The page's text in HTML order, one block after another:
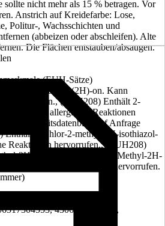
sollte nicht mehr als 15 % betragen. Vor
Anstrich auf Kreidefarbe: Lose,
Politur-, Wachsschichten und
(abbeizen oder abschleifen). Alte
Die Flächen entstauben/absaugen.
(EUH-Sätze)
Benzisothiazol-3(2H)-on. Kann
hervorrufen., (EUH208) Enthält 2-
on. Kann allergische Reaktionen
Sicherheitsdatenblatt auf Anfrage
Enthält 5-Chlor-2-methyl-2H-isothiazol-
Reaktionen hervorrufen., (EUH208)
2H-isothiazol-3-on und 2-Methyl-2H-
allergische Reaktionen hervorrufen.
4306517311728,